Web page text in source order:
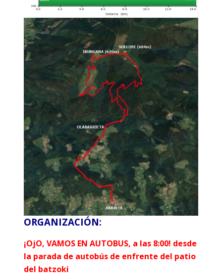
ORGANIZACIÓN:
¡OjO, VAMOS EN AUTOBUS, a las 8:00! desde
la parada de autobús de enfrente del patio
del batzoki